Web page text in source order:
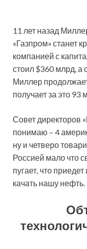
11 лет назад
«Газпром» станет
компанией с
стоил $360 млрд, а
Миллер
получает за это 93
Совет директоров
понимаю – 4
ну и четверо
Россией мало что
пугает, что
качать нашу нефть.